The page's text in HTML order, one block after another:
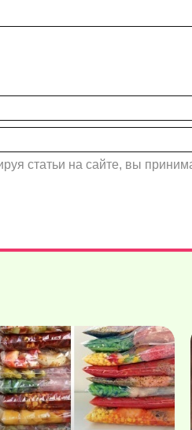
статьи на сайте, вы